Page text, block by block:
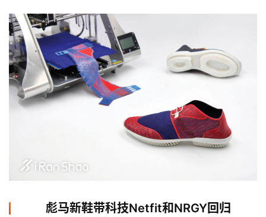
彪马新鞋带科技Netfit和NRGY回归